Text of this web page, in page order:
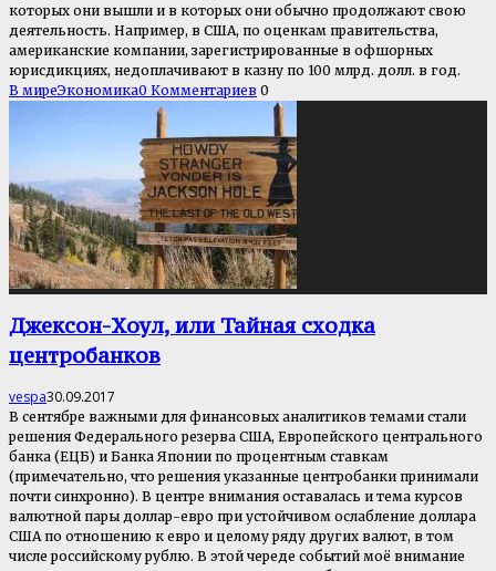
которых они вышли и в которых они обычно продолжают свою
деятельность. Например, в США, по оценкам правительства,
американские компании, зарегистрированные в офшорных
юрисдикциях, недоплачивают в казну по 100 млрд. долл. в год.
В миреЭкономика0 Комментариев 0
Джексон-Хоул, или Тайная сходка
центробанков
vespa30.09.2017
В сентябре важными для финансовых аналитиков темами стали
решения Федерального резерва США, Европейского центрального
банка (ЕЦБ) и Банка Японии по процентным ставкам
(примечательно, что решения указанные центробанки принимали
почти синхронно). В центре внимания оставалась и тема курсов
валютной пары доллар-евро при устойчивом ослабление доллара
США по отношению к евро и целому ряду других валют, в том
числе российскому рублю. В этой череде событий моё внимание